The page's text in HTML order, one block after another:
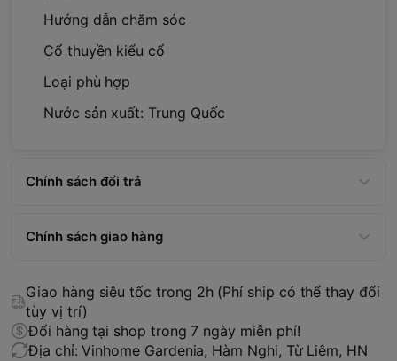
Hướng dẫn chăm sóc
Cổ thuyền kiểu cổ
Loại phù hợp
Nước sản xuất: Trung Quốc
Chính sách đổi trả
Chính sách giao hàng
Giao hàng siêu tốc trong 2h (Phí ship có thể thay đổi
tùy vị trí)
Đổi hàng tại shop trong 7 ngày miễn phí!
Địa chỉ: Vinhome Gardenia, Hàm Nghi, Từ Liêm, HN